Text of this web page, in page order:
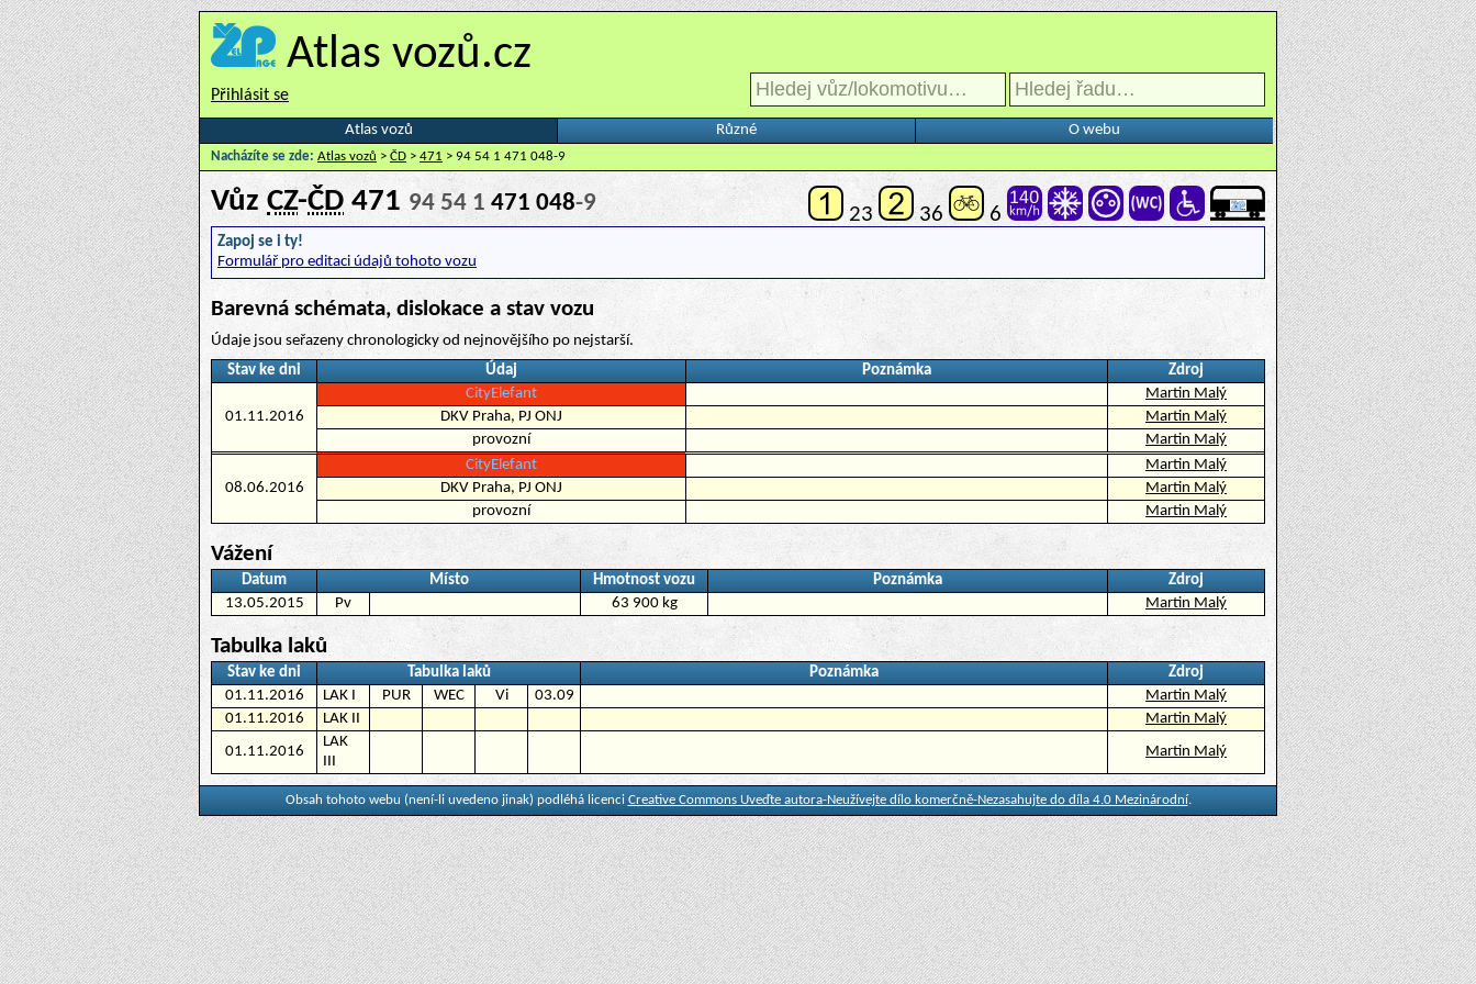
Atlas vozů.cz
Přihlásit se
Atlas vozů Různé O webu
Nacházíte se zde: Atlas vozů > ČD > 471 > 94 54 1 471 048-9
VůzCZ-ČD 47194 54 1 471 048-9 23 36 6
Zapoj se i ty!
Formulář pro editaci údajů tohoto vozu
Barevná schémata, dislokace a stav vozu
Údaje jsou seřazeny chronologicky od nejnovějšího po nejstarší.
Stav ke dni
Údaj Poznámka Zdroj
01.11.2016
CityElefant
Martin Malý
DKV Praha, PJ ONJ
Martin Malý
provozní
Martin Malý
08.06.2016
CityElefant
Martin Malý
DKV Praha, PJ ONJ
Martin Malý
provozní
Martin Malý
Vážení
Datum Místo Hmotnost vozu Poznámka
Zdroj
13.05.2015
Pv 63 900 kg Martin Malý
Tabulka laků
Stav ke dni Tabulka laků Poznámka
Zdroj
01.11.2016
LAK I PUR WEC Vi 03.09
Martin Malý
01.11.2016
LAK II
Martin Malý
01.11.2016
LAK
III
Martin Malý
Obsah tohoto webu (není-li uvedeno jinak) podléhá licenci Creative Commons Uveďte autora-Neužívejte dílo komerčně-Nezasahujte do díla 4.0 Mezinárodní.